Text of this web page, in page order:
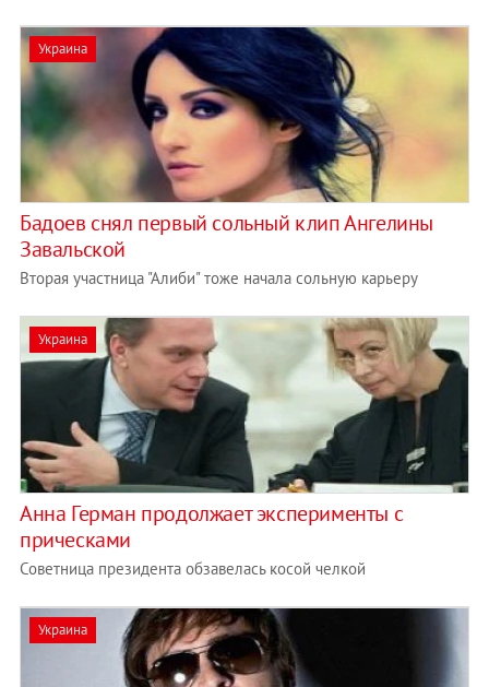
Украина
Бадоев снял первый сольный клип Ангелины
Завальской
Вторая участница "Алиби" тоже начала сольную карьеру
Украина
Анна Герман продолжает эксперименты с
прическами
Советница президента обзавелась косой челкой
Украина